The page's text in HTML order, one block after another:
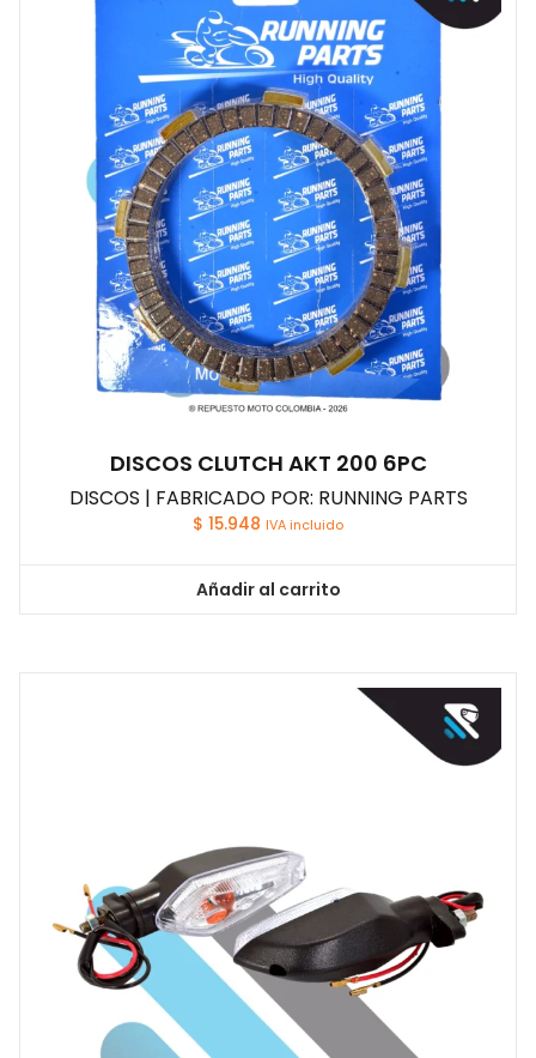
DISCOS CLUTCH AKT 200 6PC
DISCOS | FABRICADO POR: RUNNING PARTS
$ 15.948 IVA incluido
Añadir al carrito